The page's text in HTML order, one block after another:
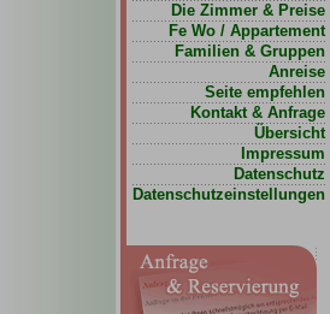
Die Zimmer & Preise
Fe Wo / Appartement
Familien & Gruppen
Anreise
Seite empfehlen
Kontakt & Anfrage
Übersicht
Impressum
Datenschutz
Datenschutzeinstellungen